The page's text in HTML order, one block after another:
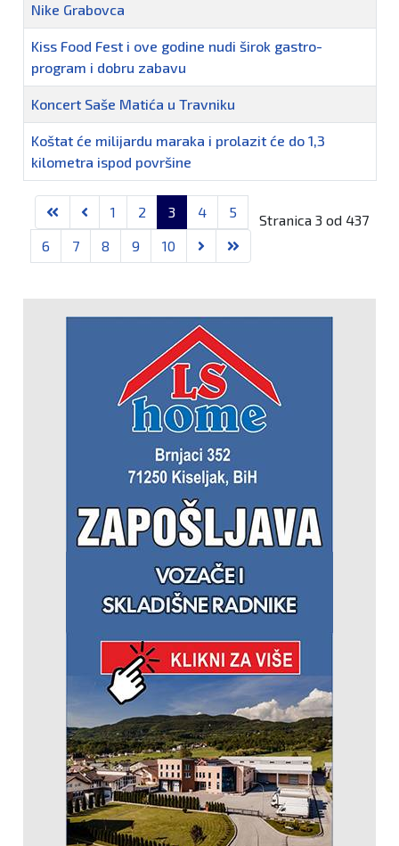
Nike Grabovca
Kiss Food Fest i ove godine nudi širok gastro-
program i dobru zabavu
Koncert Saše Matića u Travniku
Koštat će milijardu maraka i prolazit će do 1,3
kilometra ispod površine
Stranica 3 od 437
1 2 3 4
5
6
7 8 9 10